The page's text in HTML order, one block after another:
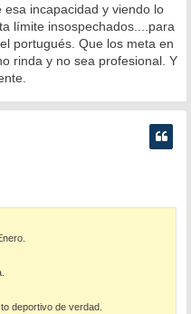
esa incapacidad y viendo lo
límite insospechados....para
portugués. Que los meta en
rinda y no sea profesional. Y
deportivo de verdad.